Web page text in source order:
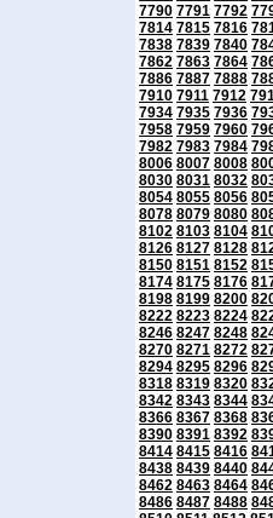
7790 7791 7792
7814 7815 7816
7838 7839 7840
7862 7863 7864
7886 7887 7888
7910 7911 7912
7934 7935 7936
7958 7959 7960
7982 7983 7984
8006 8007 8008
8030 8031 8032
8054 8055 8056
8078 8079 8080
8102 8103 8104
8126 8127 8128
8150 8151 8152
8174 8175 8176
8198 8199 8200
8222 8223 8224
8246 8247 8248
8270 8271 8272
8294 8295 8296
8318 8319 8320
8342 8343 8344
8366 8367 8368
8390 8391 8392
8414 8415 8416
8438 8439 8440
8462 8463 8464
8486 8487 8488